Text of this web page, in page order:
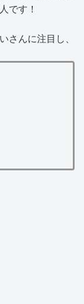
です！
さんに注目し、